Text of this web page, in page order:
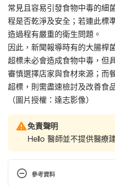
常見且容易引發食物中毒的細
程是否乾淨及安全；若連此標
造過程有嚴重的衛生問題。
因此，新聞報導時有的大腸桿
超標未必會造成食物中毒，但
審慎選擇店家與食材來源；而
超標，則需盡速檢討及改善食
（圖片授權：達志影像）
免責聲明
Hello 醫師並不提供醫療
參考資料